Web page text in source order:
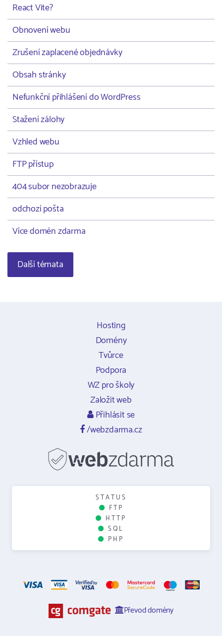
React Vite?
Obnovení webu
Zrušení zaplacené objednávky
Obsah stránky
Nefunkční přihlášení do WordPress
Stažení zálohy
Vzhled webu
FTP přístup
404 subor nezobrazuje
odchozí pošta
Více domén zdarma
Další témata
Hosting
Domény
Tvůrce
Podpora
WZ pro školy
Založit web
Přihlásit se
/webzdarma.cz
STATUS
FTP
HTTP
SQL
PHP
Převod domény